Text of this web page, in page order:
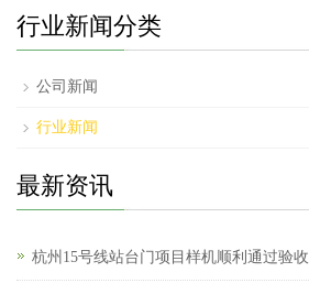
行业新闻分类
公司新闻
行业新闻
最新资讯
杭州15号线站台门项目样机顺利通过验收